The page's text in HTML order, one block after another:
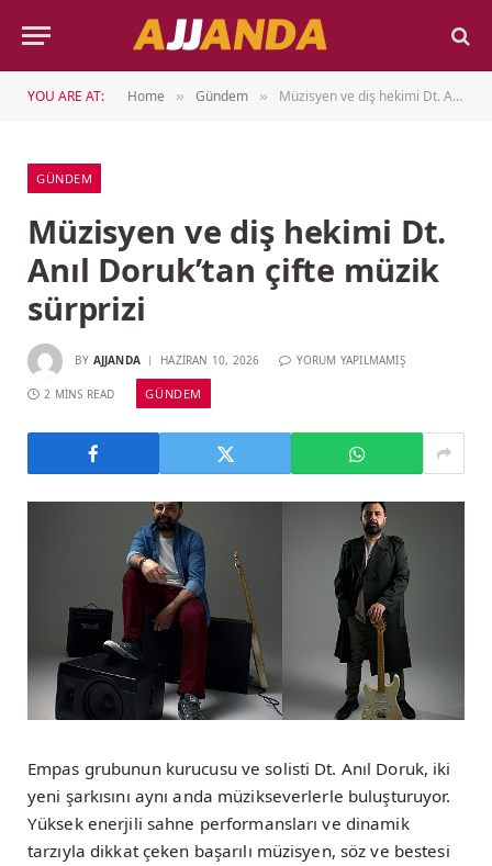
YOU ARE AT: Home » Gündem » Müzisyen ve diş hekimi Dt. Anıl Doruk’tan çifte müzik sürprizi
GÜNDEM
Müzisyen ve diş hekimi Dt.
Anıl Doruk’tan çifte müzik
sürprizi
BY AJJANDA HAZIRAN 10, 2026 YORUM YAPILMAMIŞ
2 MINS READ GÜNDEM
Empas grubunun kurucusu ve solisti Dt. Anıl Doruk, iki
yeni şarkısını aynı anda müzikseverlerle buluşturuyor.
Yüksek enerjili sahne performansları ve dinamik
tarzıyla dikkat çeken başarılı müzisyen, söz ve bestesi